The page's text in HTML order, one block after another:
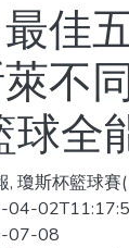
佳
不
全
, 瓊斯杯籃球
04-
07-08